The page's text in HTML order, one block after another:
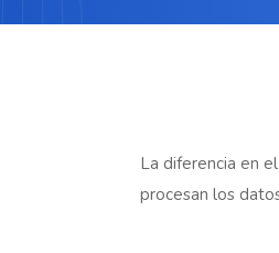
La diferencia en
procesan los